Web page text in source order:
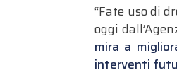
“Fate uso di
oggi
mira a
interventi